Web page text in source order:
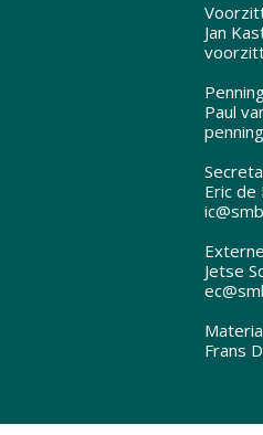
Jan
Paul
Eric de
Jetse
Frans